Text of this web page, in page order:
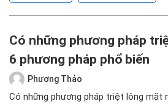
Có những phương pháp
6 phương pháp phổ biến
Phương Thảo
Có những phương pháp triệt lông mặt